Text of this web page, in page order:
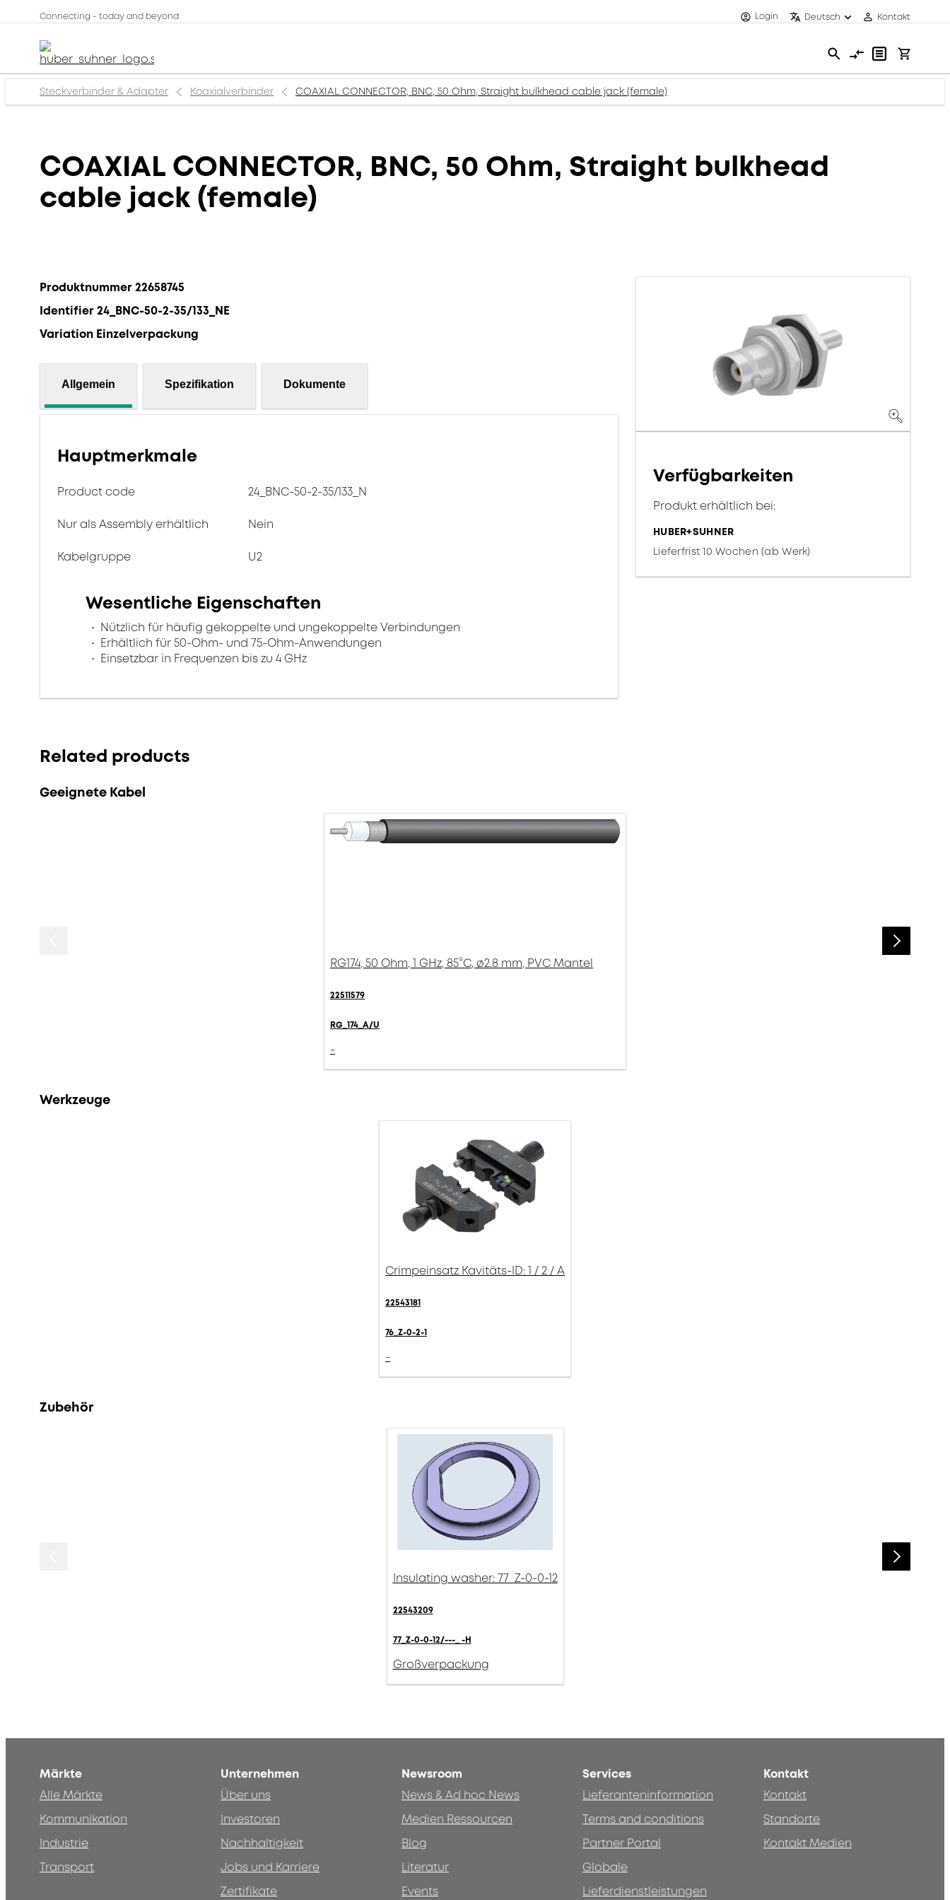
Connecting - today and beyond Login Deutsch Kontakt
Steckverbinder & Adapter Koaxialverbinder COAXIAL CONNECTOR, BNC, 50 Ohm, Straight bulkhead cable jack (female)
COAXIAL CONNECTOR, BNC, 50 Ohm, Straight bulkhead
cable jack (female)
Produktnummer 22658745
Identifier 24_BNC-50-2-35/133_NE
Variation Einzelverpackung
Allgemein Spezifikation Dokumente
Hauptmerkmale
Product code 24_BNC-50-2-35/133_N
Nur als Assembly erhältlich Nein
Kabelgruppe U2
Wesentliche Eigenschaften
Nützlich für häufig gekoppelte und ungekoppelte Verbindungen
Erhältlich für 50-Ohm- und 75-Ohm-Anwendungen
Einsetzbar in Frequenzen bis zu 4 GHz
Verfügbarkeiten
Produkt erhältlich bei:
HUBER+SUHNER
Lieferfrist 10 Wochen (ab Werk)
Related products
Geeignete Kabel
RG174, 50 Ohm, 1 GHz, 85°C, ø2.8 mm, PVC Mantel
22511579
RG_174_A/U
-
Werkzeuge
Crimpeinsatz Kavitäts-ID: 1 / 2 / A
22543181
76_Z-0-2-1
-
Zubehör
Insulating washer: 77_Z-0-0-12
22543209
77_Z-0-0-12/---_ -H
Großverpackung
Märkte
Alle Märkte
Kommunikation
Industrie
Transport
Unternehmen
Über uns
Investoren
Nachhaltigkeit
Jobs und Karriere
Zertifikate
Newsroom
News & Ad hoc News
Medien Ressourcen
Blog
Literatur
Events
Services
Lieferanteninformation
Terms and conditions
Partner Portal
Globale
Lieferdienstleistungen
Kontakt
Kontakt
Standorte
Kontakt Medien